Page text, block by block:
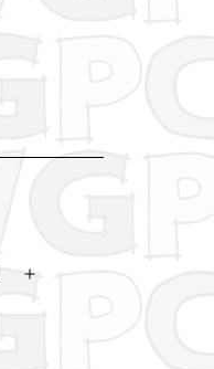
Abrir